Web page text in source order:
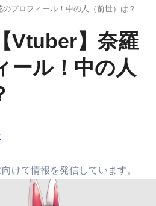
プロフィール！中の人（前世）は？
Vtuber】奈羅
ール！中の人
けて情報を発信しています。